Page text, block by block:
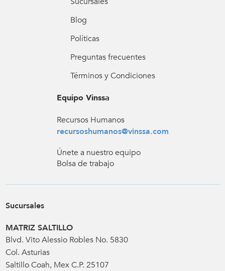
Blog
Políticas
Preguntas frecuentes
Términos y Condiciones
Equipo Vinssa
Recursos Humanos
recursoshumanos@vinssa.com
Únete a nuestro equipo
Bolsa de trabajo
Sucursales
MATRIZ SALTILLO
Blvd. Vito Alessio Robles No. 5830
Col. Asturias
Saltillo Coah, Mex C.P. 25107